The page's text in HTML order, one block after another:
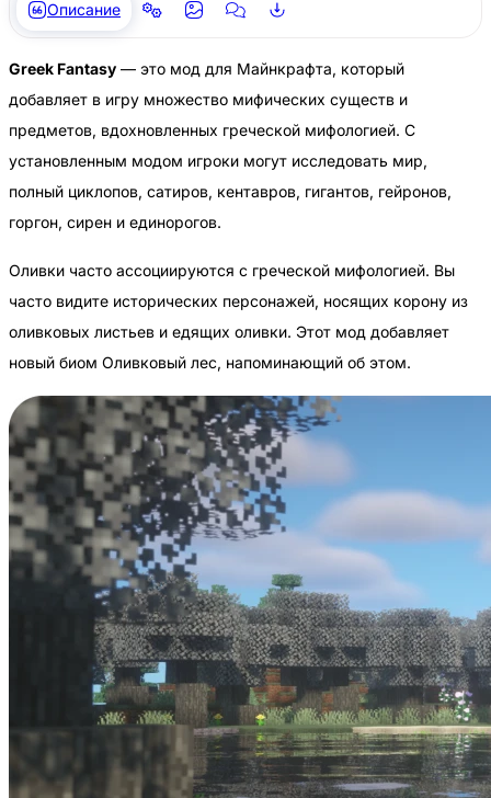
Описание
Greek Fantasy — это мод для Майнкрафта, который
добавляет в игру множество мифических существ и
предметов, вдохновленных греческой мифологией. С
установленным модом игроки могут исследовать мир,
полный циклопов, сатиров, кентавров, гигантов, гейронов,
горгон, сирен и единорогов.
Оливки часто ассоциируются с греческой мифологией. Вы
часто видите исторических персонажей, носящих корону из
оливковых листьев и едящих оливки. Этот мод добавляет
новый биом Оливковый лес, напоминающий об этом.